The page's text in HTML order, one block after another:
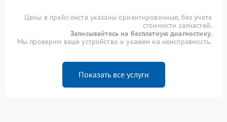
Цены в прайс-листе указаны ориентировочные, без учета
стоимости запчастей.
Записывайтесь на бесплатную диагностику.
Мы проверим ваше устройство и укажем на неисправность.
Показать все услуги